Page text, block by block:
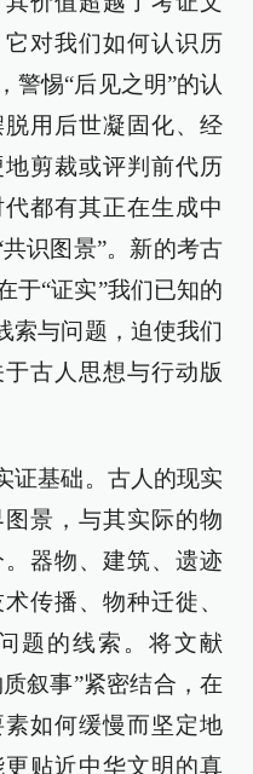
对我们如何认识历
警惕“后见之明”的认
用后世凝固化、经
剪裁或评判前代历
都有其正在生成中
识图景”。新的考古
于“证实”我们已知的
索与问题，迫使我们
古人思想与行动版
证基础。古人的现实
景，与其实际的物
器物、建筑、遗迹
传播、物种迁徙、
题的线索。将文献
叙事”紧密结合，在
如何缓慢而坚定地
贴近中华文明的真